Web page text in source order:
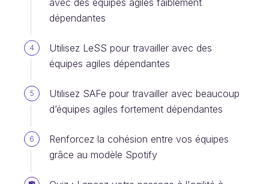
avec des équipes agiles faiblement
dépendantes
4
Utilisez LeSS pour travailler avec des
équipes agiles dépendantes
5
Utilisez SAFe pour travailler avec beaucoup
d’équipes agiles fortement dépendantes
6
Renforcez la cohésion entre vos équipes
grâce au modèle Spotify